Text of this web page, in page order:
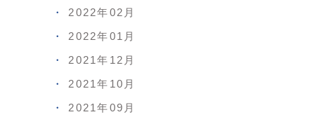
2022年02月
2022年01月
2021年12月
2021年10月
2021年09月